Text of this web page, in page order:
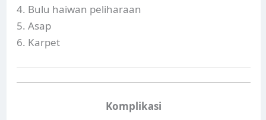
4. Bulu haiwan peliharaan
5. Asap
6. Karpet
Komplikasi